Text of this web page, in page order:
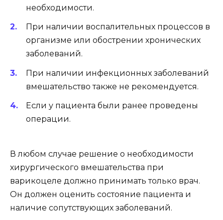
необходимости.
При наличии воспалительных процессов в
организме или обострении хронических
заболеваний.
При наличии инфекционных заболеваний
вмешательство также не рекомендуется.
Если у пациента были ранее проведены
операции.
В любом случае решение о необходимости
хирургического вмешательства при
варикоцеле должно принимать только врач.
Он должен оценить состояние пациента и
наличие сопутствующих заболеваний.